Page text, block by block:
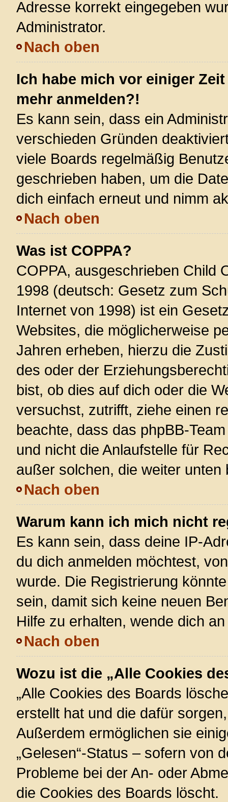
Adresse korrekt eingegeben
Administrator.
Nach oben
Ich habe mich vor einiger
mehr anmelden?!
Es kann sein, dass ein
verschieden Gründen
viele Boards regelmäßig
geschrieben haben, um die
dich einfach erneut und nimm
Nach oben
Was ist COPPA?
COPPA, ausgeschrieben Child
1998 (deutsch: Gesetz zum
Internet von 1998) ist ein
Websites, die möglicherweise
Jahren erheben, hierzu die
des oder der
bist, ob dies auf dich oder die
versuchst, zutrifft, ziehe einen
beachte, dass das phpBB-
und nicht die Anlaufstelle für
außer solchen, die weiter unten
Nach oben
Warum kann ich mich nicht
Es kann sein, dass deine IP-
du dich anmelden möchtest,
wurde. Die Registrierung
sein, damit sich keine neuen
Hilfe zu erhalten, wende dich
Nach oben
Wozu ist die „Alle Cookies
„Alle Cookies des Boards
erstellt hat und die dafür
Außerdem ermöglichen sie
„Gelesen“-Status – sofern von
Probleme bei der An- oder
die Cookies des Boards löscht.